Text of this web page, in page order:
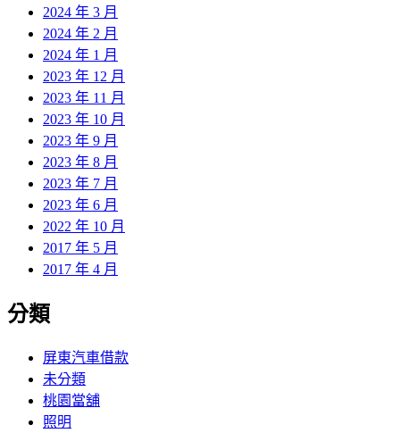
2024 年 3 月
2024 年 2 月
2024 年 1 月
2023 年 12 月
2023 年 11 月
2023 年 10 月
2023 年 9 月
2023 年 8 月
2023 年 7 月
2023 年 6 月
2022 年 10 月
2017 年 5 月
2017 年 4 月
分類
屏東汽車借款
未分類
桃園當舖
照明